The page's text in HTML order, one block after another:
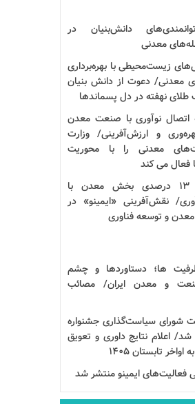
دانش‌بنیان در
معدنی
زیست‌محیطی با بهره‌برداری
معدنی/ دعوت از دانش بنیان
نهفته در دل پسماندها
اتصال نوآوریبا صنعت معدن
و ارزش‌آفرینی/ وزارت
معدنی را با محوریت
فعال می کند
۱۳ درصدی بخش معدن با
نقش‌آفرینی «ایمینو» در
و توسعهفناوری
ها؛ دستاوردها و چشم
و معدن ایران/ مصائب
شورای سیاست‌گذاری جشنواره
شد/ اعلام نتایج داوری و تعویق
اواخر تابستان ۱۴۰۵
فعالیت‌هایایمینومنتشر شد